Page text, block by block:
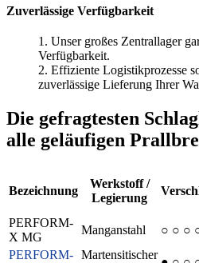
Zuverlässige Verfügbarkeit
1. Unser großes Zentrallager
Verfügbarkeit.
2. Effiziente Logistikprozesse
zuverlässige Lieferung Ihrer
Die gefragtesten
alle geläufigen
Bezeichnung
Werkstoff /
Legierung
PERFORM-
X MG
Manganstahl ○ ○ ○
PERFORM- Martensitischer